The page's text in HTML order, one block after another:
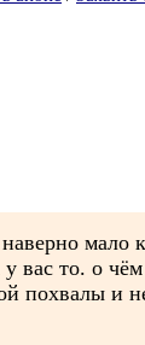
мало
вас то. о
похвалы и